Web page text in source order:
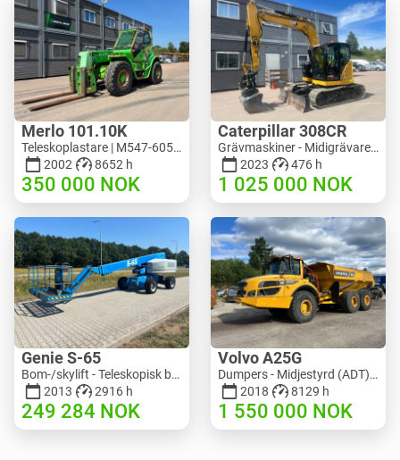
Merlo 101.10K
Teleskoplastare | M547-6053 | RGTR26052
2002
8652 h
350 000 NOK
Caterpillar 308CR
Grävmaskiner - Midigrävare 3-10 t | M318-2895 | RGTR26048
2023
476 h
1 025 000 NOK
Genie S-65
Bom-/skylift - Teleskopisk bomlyft | M586-3845 | RGTRNL26491
2013
2916 h
249 284 NOK
Volvo A25G
Dumpers - Midjestyrd (ADT) | M151-9001 | 2729
2018
8129 h
1 550 000 NOK